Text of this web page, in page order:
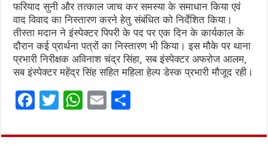
फरियाद सुनी और तत्काल जाच कर समस्या के समाधान किया एवं
वाद विवाद का निस्तारण करने हेतु संबंधित को निर्देशित किया।
तीस्ता मदान ने इंस्पेक्टर पिपरी के पद पर एक दिन के कार्यकाल के
दौरान कई प्रार्थना पत्रों का निस्तारण भी किया। इस मौके पर थाना
प्रभारी निरीक्षक अविनाश चंद्र सिंहा, सब इंस्पेक्टर अफरोज आलम,
सब इंस्पेक्टर महेंद्र सिंह सहित महिला हेल्प डेस्क प्रभारी मौजूद रही।
F
ce
T
it
W
at
E
ai ar